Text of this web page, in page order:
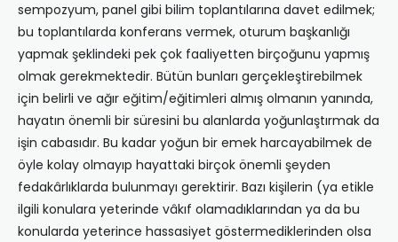
sempozyum, panel gibi bilim toplantılarına davet edilmek;
bu toplantılarda konferans vermek, oturum başkanlığı
yapmak şeklindeki pek çok faaliyetten birçoğunu yapmış
olmak gerekmektedir. Bütün bunları gerçekleştirebilmek
için belirli ve ağır eğitim/eğitimleri almış olmanın yanında,
hayatın önemli bir süresini bu alanlarda yoğunlaştırmak da
işin cabasıdır. Bu kadar yoğun bir emek harcayabilmek de
öyle kolay olmayıp hayattaki birçok önemli şeyden
fedakârlıklarda bulunmayı gerektirir. Bazı kişilerin (ya etikle
ilgili konulara yeterinde vâkıf olamadıklarından ya da bu
konularda yeterince hassasiyet göstermediklerinden olsa